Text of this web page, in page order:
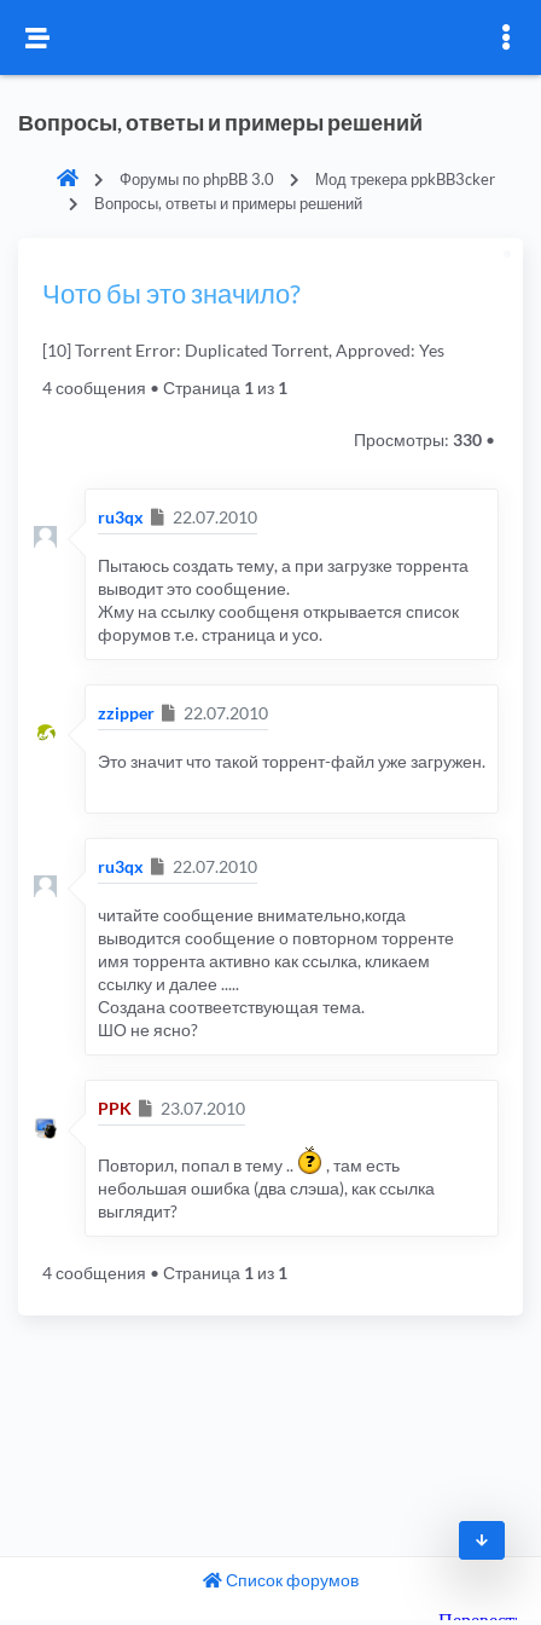
Вопросы, ответы и примеры решений
Форумы по phpBB 3.0
Мод трекера ppkBB3cker
Вопросы, ответы и примеры решений
Чото бы это значило?
[10] Torrent Error: Duplicated Torrent, Approved: Yes
4 сообщения • Страница 1 из 1
Просмотры: 330 •
ru3qx Сообщение
22.07.2010
Пытаюсь создать тему, а при загрузке торрента
выводит это сообщение.
Жму на ссылку сообщеня открывается список
форумов т.е. страница и усо.
zzipper Сообщение
22.07.2010
Это значит что такой торрент-файл уже загружен.
ru3qx Сообщение
22.07.2010
читайте сообщение внимательно,когда
выводится сообщение о повторном торренте
имя торрента активно как ссылка, кликаем
ссылку и далее .....
Создана соотвеетствующая тема.
ШО не ясно?
PPK Сообщение
23.07.2010
Повторил, попал в тему ..
, там есть
небольшая ошибка (два слэша), как ссылка
выглядит?
4 сообщения • Страница 1 из 1
Список форумов